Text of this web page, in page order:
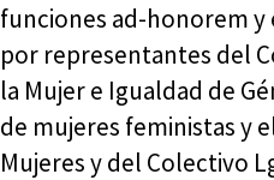
funciones ad-honorem
por representantes del
la Mujer e Igualdad de
de mujeres feministas y
Mujeres y del Colectivo